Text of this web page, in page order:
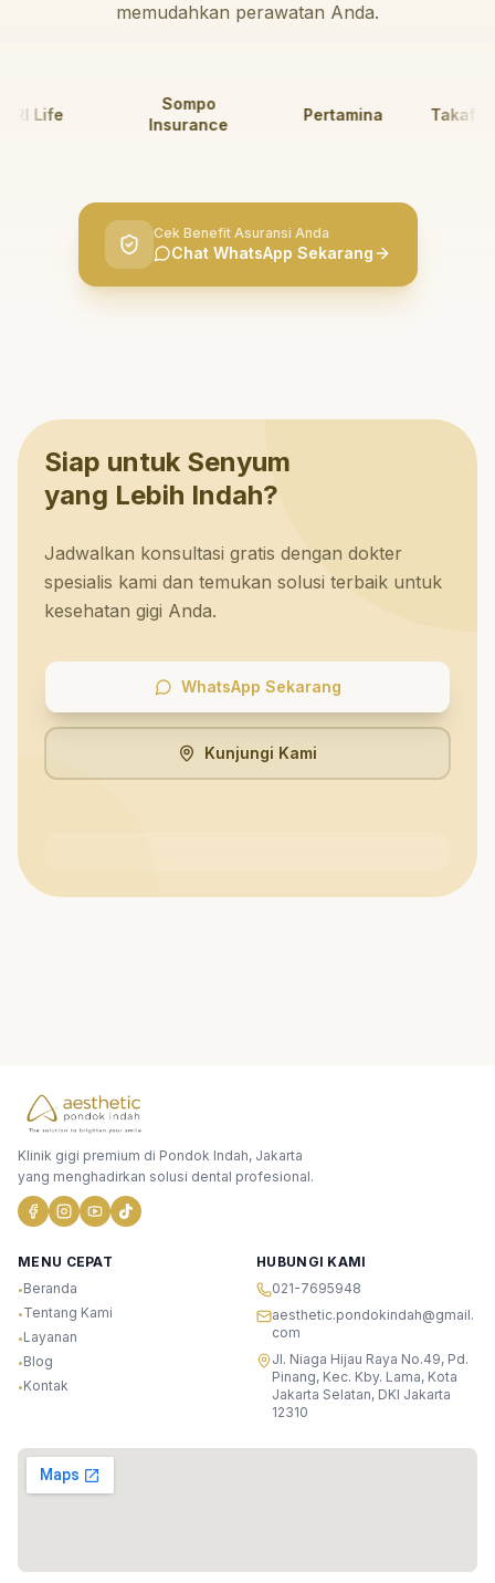
memudahkan perawatan Anda.
Life
Sompo
Insurance
Pertamina Takaful
Cek Benefit Asuransi Anda
Chat WhatsApp Sekarang
Siap untuk Senyum
yang Lebih Indah?
Jadwalkan konsultasi gratis dengan dokter
spesialis kami dan temukan solusi terbaik untuk
kesehatan gigi Anda.
WhatsApp Sekarang
Kunjungi Kami
Klinik gigi premium di Pondok Indah, Jakarta
yang menghadirkan solusi dental profesional.
MENU CEPAT
•Beranda
•Tentang Kami
•Layanan
•Blog
•Kontak
HUBUNGI KAMI
021-7695948
aesthetic.pondokindah@gmail.
com
Jl. Niaga Hijau Raya No.49, Pd.
Pinang, Kec. Kby. Lama, Kota
Jakarta Selatan, DKI Jakarta
12310